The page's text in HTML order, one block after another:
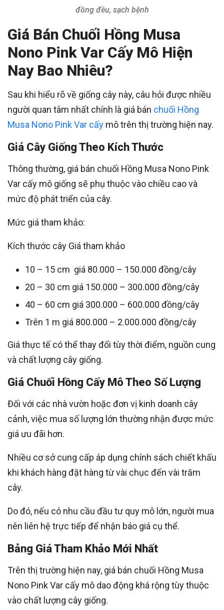
đồng đều, sạch bệnh
Giá Bán Chuối Hồng Musa
Nono Pink Var Cấy Mô Hiện
Nay Bao Nhiêu?
Sau khi hiểu rõ về giống cây này, câu hỏi được nhiều
người quan tâm nhất chính là giá bán chuối Hồng
Musa Nono Pink Var cấy mô trên thị trường hiện nay.
Giá Cây Giống Theo Kích Thước
Thông thường, giá bán chuối Hồng Musa Nono Pink
Var cấy mô giống sẽ phụ thuộc vào chiều cao và
mức độ phát triển của cây.
Mức giá tham khảo:
Kích thước cây Giá tham khảo
10 – 15 cm giá 80.000 – 150.000 đồng/cây
20 – 30 cm giá 150.000 – 300.000 đồng/cây
40 – 60 cm giá 300.000 – 600.000 đồng/cây
Trên 1 m giá 800.000 – 2.000.000 đồng/cây
Giá thực tế có thể thay đổi tùy thời điểm, nguồn cung
và chất lượng cây giống.
Giá Chuối Hồng Cấy Mô Theo Số Lượng
Đối với các nhà vườn hoặc đơn vị kinh doanh cây
cảnh, việc mua số lượng lớn thường nhận được mức
giá ưu đãi hơn.
Nhiều cơ sở cung cấp áp dụng chính sách chiết khấu
khi khách hàng đặt hàng từ vài chục đến vài trăm
cây.
Do đó, nếu có nhu cầu đầu tư quy mô lớn, người mua
nên liên hệ trực tiếp để nhận báo giá cụ thể.
Bảng Giá Tham Khảo Mới Nhất
Trên thị trường hiện nay, giá bán chuối Hồng Musa
Nono Pink Var cấy mô dao động khá rộng tùy thuộc
vào chất lượng cây giống.